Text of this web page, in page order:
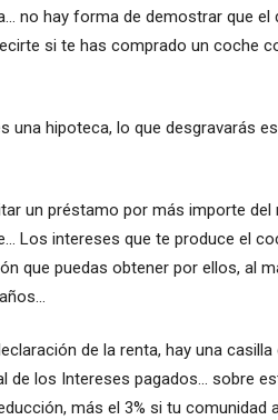
no hay forma de demostrar que
si te has comprado un coche
una hipoteca, lo que desgravarás
un préstamo por más importe
Los intereses que te produce el
que puedas obtener por ellos, al
de la renta, hay una
de los Intereses pagados... sobre
más el 3% si tu